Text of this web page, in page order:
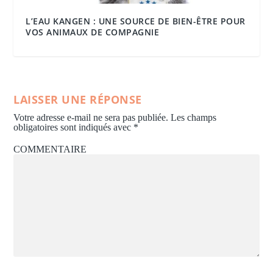
L’EAU KANGEN : UNE SOURCE DE BIEN-ÊTRE POUR
VOS ANIMAUX DE COMPAGNIE
LAISSER UNE RÉPONSE
Votre adresse e-mail ne sera pas publiée. Les champs
obligatoires sont indiqués avec *
COMMENTAIRE